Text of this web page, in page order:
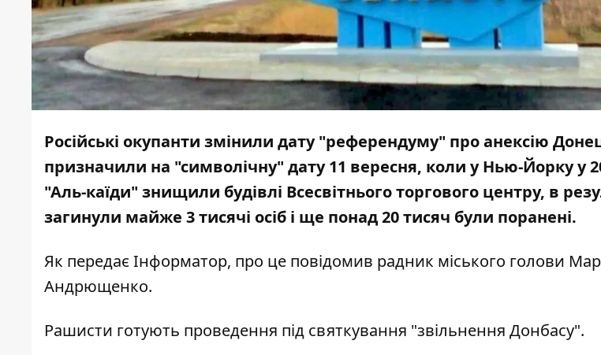
Російські окупанти змінили дату "референдуму" про анексію
призначили на "символічну" дату 11 вересня, коли у Нью-Йорку у
"Аль-каїди" знищили будівлі Всесвітнього торгового центру, в
загинули майже 3 тисячі осіб і ще понад 20 тисяч були поранені.
Як передає Інформатор, про це повідомив радник міського голови
Андрющенко.
Рашисти готують проведення під святкування "звільнення Донбасу".